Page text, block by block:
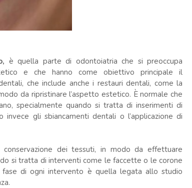
è quella parte di odontoiatria che si preoccupa
e che hanno come obiettivo principale il
che include anche i restauri dentali, come la
da ripristinare l’aspetto estetico. È normale che
specialmente quando si tratta di inserimenti di
gli sbiancamenti dentali o l’applicazione di
conservazione dei tessuti, in modo da effettuare
si tratta di interventi come le faccette o le corone
di ogni intervento è quella legata allo studio